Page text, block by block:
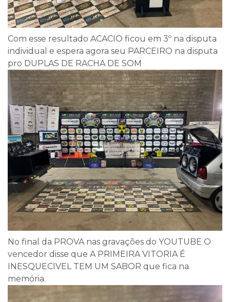
Com esse resultado ACACIO ficou em 3º na disputa
individual e espera agora seu PARCEIRO na disputa
pro DUPLAS DE RACHA DE SOM
No final da PROVA nas gravações do YOUTUBE O
vencedor disse que A PRIMEIRA VITORIA É
INESQUECIVEL TEM UM SABOR que fica na
memória.